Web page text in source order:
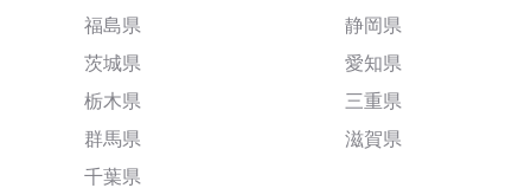
福島県
茨城県
栃木県
群馬県
千葉県
静岡県
愛知県
三重県
滋賀県